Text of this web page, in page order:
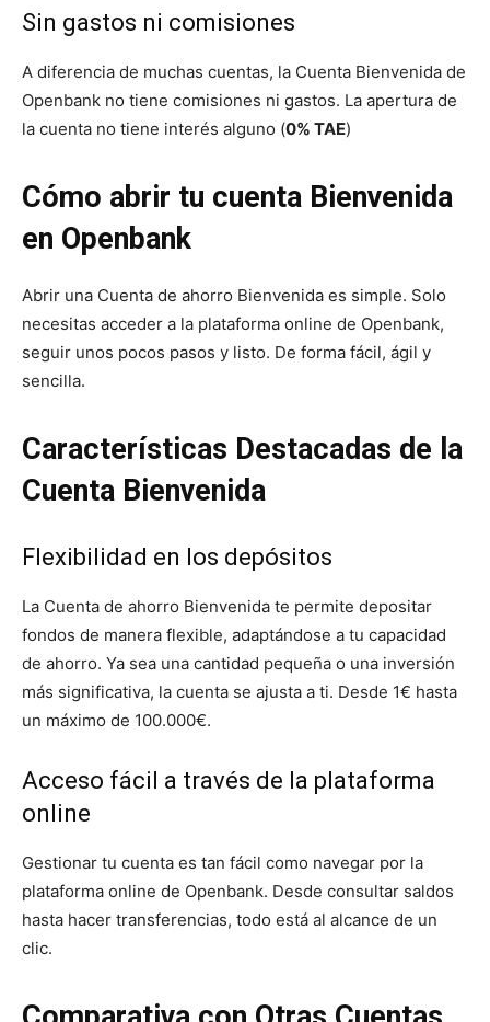
Sin gastos ni comisiones
A diferencia de muchas cuentas, la Cuenta Bienvenida de
Openbank no tiene comisiones ni gastos. La apertura de
la cuenta no tiene interés alguno (0% TAE)
Cómo abrir tu cuenta Bienvenida
en Openbank
Abrir una Cuenta de ahorro Bienvenida es simple. Solo
necesitas acceder a la plataforma online de Openbank,
seguir unos pocos pasos y listo. De forma fácil, ágil y
sencilla.
Características Destacadas de la
Cuenta Bienvenida
Flexibilidad en los depósitos
La Cuenta de ahorro Bienvenida te permite depositar
fondos de manera flexible, adaptándose a tu capacidad
de ahorro. Ya sea una cantidad pequeña o una inversión
más significativa, la cuenta se ajusta a ti. Desde 1€ hasta
un máximo de 100.000€.
Acceso fácil a través de la plataforma
online
Gestionar tu cuenta es tan fácil como navegar por la
plataforma online de Openbank. Desde consultar saldos
hasta hacer transferencias, todo está al alcance de un
clic.